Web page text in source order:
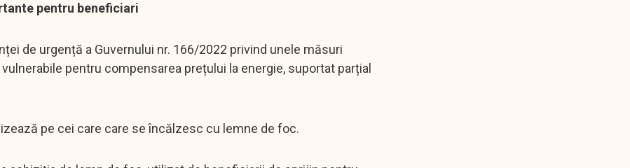
pentru beneficiari
de urgență a Guvernului nr. 166/2022 privind unele măsuri
pentru compensarea prețului la energie, suportat parțial
pe cei care care se încălzesc cu lemne de foc.